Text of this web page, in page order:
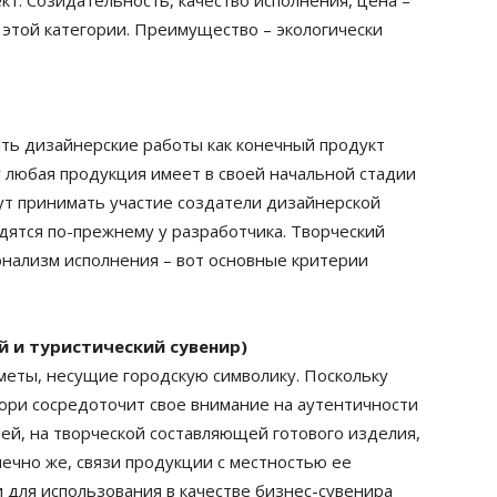
категории. Преимущество – экологически
дизайнерские работы как конечный продукт
продукция имеет в своей начальной стадии
принимать участие создатели дизайнерской
по-прежнему у разработчика. Творческий
исполнения – вот основные критерии
туристический сувенир)
несущие городскую символику. Поскольку
сосредоточит свое внимание на аутентичности
на творческой составляющей готового изделия,
же, связи продукции с местностью ее
использования в качестве бизнес-сувенира